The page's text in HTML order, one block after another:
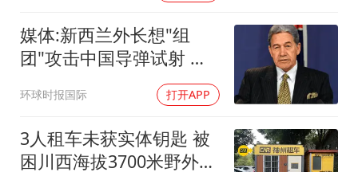
媒体:新西兰外长想"组
团"攻击中国导弹试射 结
环球时报国际 打开APP
3人租车未获实体钥匙 被
困川西海拔3700米野外10